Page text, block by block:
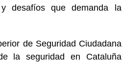
desafíos que demanda la
de Seguridad Ciudadana
la seguridad en Cataluña